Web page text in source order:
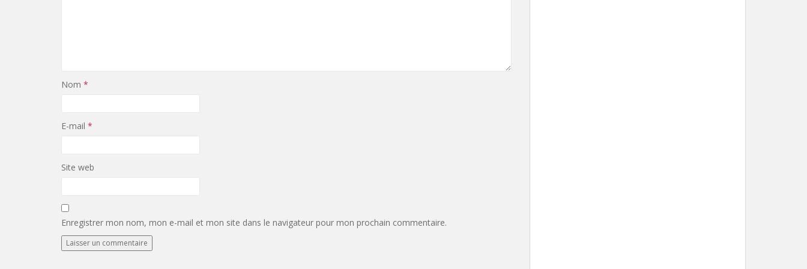
Nom *
E-mail *
Site web
Enregistrer mon nom, mon e-mail et mon site dans le navigateur pour mon prochain commentaire.